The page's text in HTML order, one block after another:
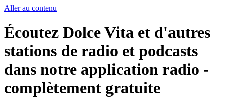
Aller au contenu
Écoutez Dolce Vita et d'autres
stations de radio et podcasts
dans notre application radio -
complètement gratuite